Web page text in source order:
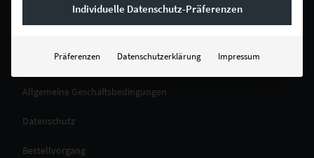
RECHTLICHES
Impressum
Allgemeine Geschäftsbedingungen
Datenschutz
Bestellvorgang
Individuelle Datenschutz-Präferenzen
Präferenzen Datenschutzerklärung Impressum